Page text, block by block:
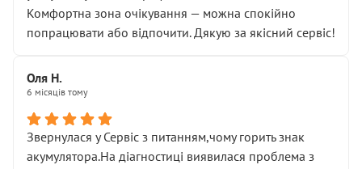
Комфортна зона очікування — можна спокійно
попрацювати або відпочити. Дякую за якісний сервіс!
Оля Н.
6 місяців тому
Звернулася у Сервіс з питанням,чому горить знак
акумулятора.На діагностиці виявилася проблема з